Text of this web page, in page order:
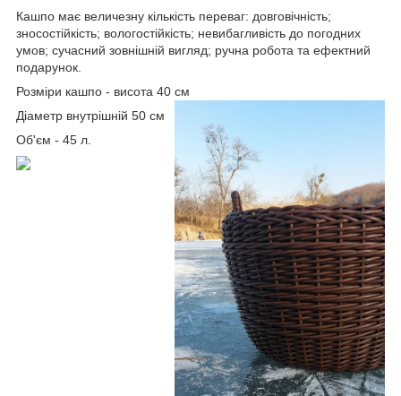
Кашпо має величезну кількість переваг: довговічність;
зносостійкість; вологостійкість; невибагливість до погодних
умов; сучасний зовнішній вигляд; ручна робота та ефектний
подарунок.
Розміри кашпо - висота 40 см
Діаметр внутрішній 50 см
Об'єм - 45 л.